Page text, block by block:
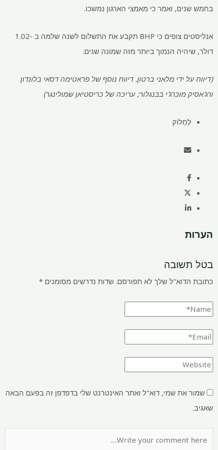
בחמש שנים, ואמר כי מאמצי הארגון נמשכו.
אנליסטים צופים כי BHP תקבע את התשלום לשנה שלמה ב -1.02
דולר, שיהיה הנמוך ביותר מזה שמונה שנים.
(דיווח על ידי מלאני ברטון. דיווח נוסף של פראטימה דסאי בלונדון
ורג'אסיק מוכרג'י בבנגלור; עריכה של כריסטיאן שמולינגר)
לַחֲלוֹק
הערות
בטל תשובה
כתובת הדוא"ל שלך לא תפורסם. שדות נדרשים מסומנים *
שמור את שמי, דוא"ל ואתר האינטרנט שלי בדפדפן זה בפעם הבאה
שאגיב.